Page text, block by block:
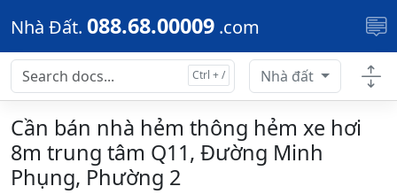
Skip to main content
Nhà Đất. 088.68.00009 .com
Nhà đất
Cần bán nhà hẻm thông hẻm xe hơi
8m trung tâm Q11, Đường Minh
Phụng, Phường 2